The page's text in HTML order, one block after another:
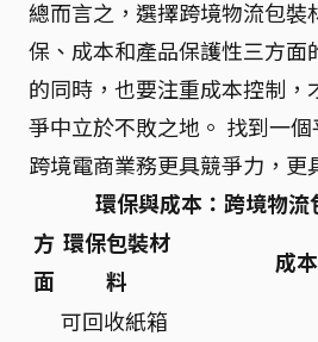
總而言之，選擇跨境物流包裝
保、成本和產品保護性三方面
的同時，也要注重成本控制，
爭中立於不敗之地。 找到一
跨境電商業務更具競爭力，更
環保與成本：跨境物流
方
面
環保包裝材
料
成
可回收紙箱